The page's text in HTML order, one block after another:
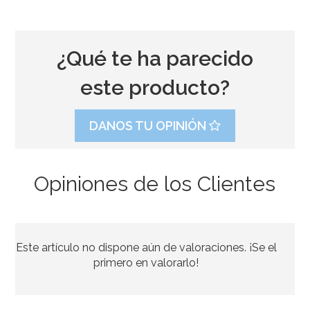
5,99€
¿Qué te ha parecido
este producto?
DANOS TU OPINIÓN
Opiniones de los Clientes
Este artículo no dispone aún de valoraciones. ¡Se el
primero en valorarlo!